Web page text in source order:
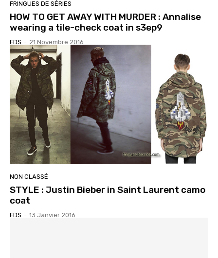
FRINGUES DE SÉRIES
HOW TO GET AWAY WITH MURDER : Annalise
wearing a tile-check coat in s3ep9
FDS - 21 Novembre 2016
NON CLASSÉ
STYLE : Justin Bieber in Saint Laurent camo
coat
FDS - 13 Janvier 2016